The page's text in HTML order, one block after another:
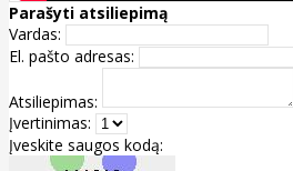
Parašyti atsiliepimą
Vardas:
El. pašto adresas:
Atsiliepimas:
Įvertinimas:
Įveskite saugos kodą: